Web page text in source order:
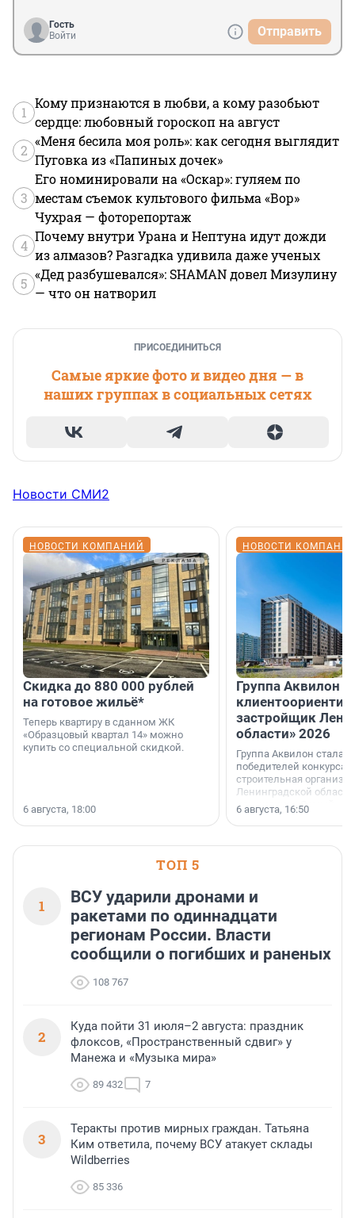
Гость
Войти
Отправить
1
Кому признаются в любви, а кому разобьют
сердце: любовный гороскоп на август
2
«Меня бесила моя роль»: как сегодня выглядит
Пуговка из «Папиных дочек»
3
Его номинировали на «Оскар»: гуляем по
местам съемок культового фильма «Вор»
Чухрая — фоторепортаж
4
Почему внутри Урана и Нептуна идут дожди
из алмазов? Разгадка удивила даже ученых
5
«Дед разбушевался»: SHAMAN довел Мизулину
— что он натворил
ПРИСОЕДИНИТЬСЯ
Самые яркие фото и видео дня — в
наших группах в социальных сетях
Новости СМИ2
НОВОСТИ КОМПАНИЙ
Скидка до 880 000 рублей
на готовое жильё*
Теперь квартиру в сданном ЖК
«Образцовый квартал 14» можно
купить со специальной скидкой.
6 августа, 18:00
НОВОСТИ
Группа Аквилон
застройщик
области» 2026
Группа Аквилон стала
победителей конкурса
строительная
Ленинградской области
номинации «Самый
застройщик
области».
6 августа, 16:50
ТОП 5
1
ВСУ ударили дронами и
ракетами по одиннадцати
регионам России. Власти
сообщили о погибших и раненых
108 767
2
Куда пойти 31 июля–2 августа: праздник
флоксов, «Пространственный сдвиг» у
Манежа и «Музыка мира»
89 432 7
3
Теракты против мирных граждан. Татьяна
Ким ответила, почему ВСУ атакует склады
Wildberries
85 336